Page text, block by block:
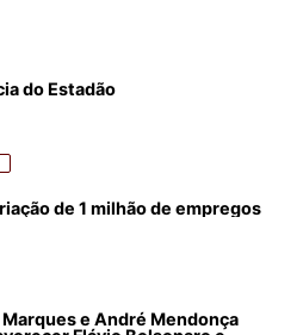
do Estadão
de 1 milhão de empregos
e André Mendonça